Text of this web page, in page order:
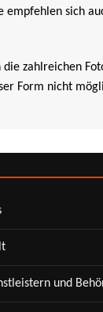
empfehlen sich
die zahlreichen
Form nicht
und